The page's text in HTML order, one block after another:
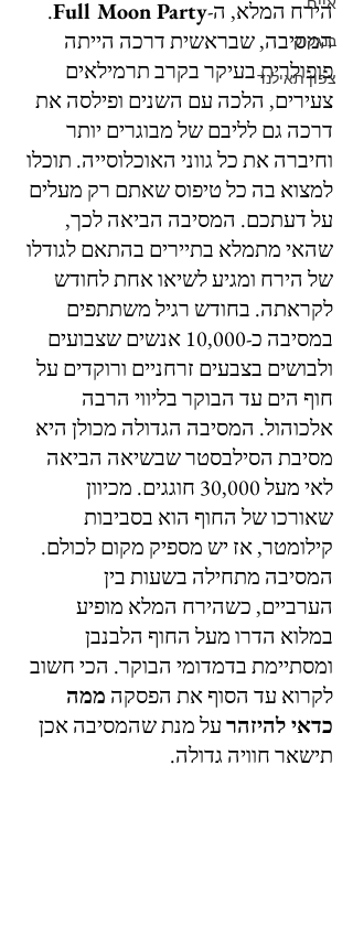
בנגקוק
צפון תאילנד
הירח המלא, ה-Full Moon Party
.
המסיבה, שבראשית דרכה הייתה
פופולרית בעיקר בקרב תרמילאים
צעירים, הלכה עם השנים ופילסה את
דרכה גם לליבם של מבוגרים יותר
וחיברה את כל גווני האוכלוסייה. תוכלו
למצוא בה כל טיפוס שאתם רק מעלים
על דעתכם. המסיבה הביאה לכך,
שהאי מתמלא בתיירים בהתאם לגודלו
של הירח ומגיע לשיאו אחת לחודש
לקראתה. בחודש רגיל משתתפים
במסיבה כ-10,000 אנשים שצבועים
ולבושים בצבעים זרחניים ורוקדים על
חוף הים עד הבוקר בליווי הרבה
אלכוהול. המסיבה הגדולה מכולן היא
מסיבת הסילבסטר שבשיאה הביאה
לאי מעל 30,000 חוגגים. מכיוון
שאורכו של החוף הוא בסביבות
קילומטר, אז יש מספיק מקום לכולם.
המסיבה מתחילה בשעות בין
הערביים, כשהירח המלא מופיע
במלוא הדרו מעל החוף הלבנבן
ומסתיימת בדמדומי הבוקר. הכי חשוב
לקרוא עד הסוף את הפסקה ממה
כדאי להיזהר על מנת שהמסיבה אכן
תישאר חוויה גדולה.